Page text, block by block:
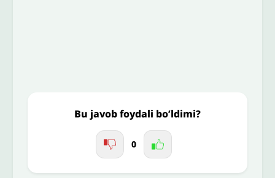
Bu javob foydali bo’ldimi?
0